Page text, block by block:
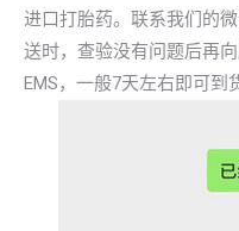
进口打胎药。联系我们的
送时，查验没有问题后再
EMS，一般7天左右即可到